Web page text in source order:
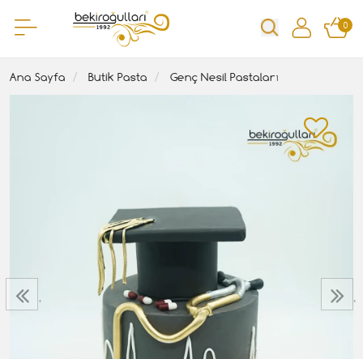
0
Ana Sayfa Butik Pasta Genç Nesil Pastaları
‹ ›